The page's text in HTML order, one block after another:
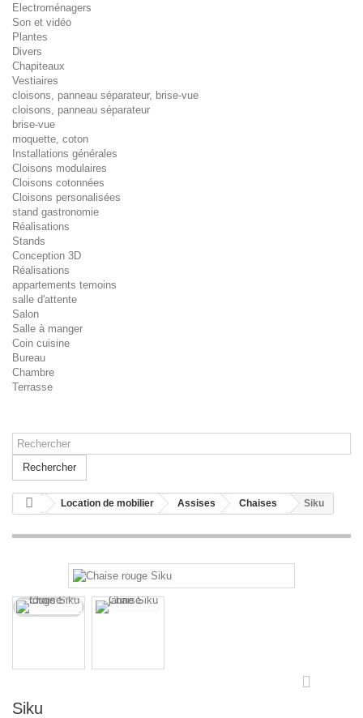
Electroménagers
Son et vidéo
Plantes
Divers
Chapiteaux
Vestiaires
cloisons, panneau séparateur, brise-vue
cloisons, panneau séparateur
brise-vue
moquette, coton
Installations générales
Cloisons modulaires
Cloisons cotonnées
Cloisons personalisées
stand gastronomie
Réalisations
Stands
Conception 3D
Réalisations
appartements temoins
salle d'attente
Salon
Salle à manger
Coin cuisine
Bureau
Chambre
Terrasse
Rechercher
Location de mobilier Assises Chaises Siku
Siku